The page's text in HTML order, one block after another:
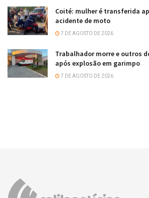
Coité: mulher é transferida
acidente de moto
7 DE AGOSTO DE 2026
Trabalhador morre e outros
após explosão em garimpo
7 DE AGOSTO DE 2026